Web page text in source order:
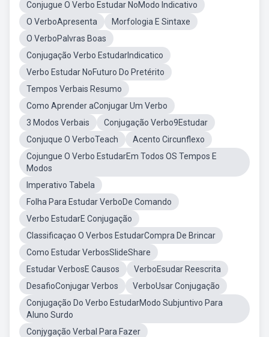
Conjugue O Verbo Estudar NoModo Indicativo
O VerboApresenta
Morfologia E Sintaxe
O VerboPalvras Boas
Conjugação Verbo EstudarIndicatico
Verbo Estudar NoFuturo Do Pretérito
Tempos Verbais Resumo
Como Aprender aConjugar Um Verbo
3 Modos Verbais
Conjugação Verbo9Estudar
Conjuque O VerboTeach
Acento Circunflexo
Cojungue O Verbo EstudarEm Todos OS Tempos E
Modos
Imperativo Tabela
Folha Para Estudar VerboDe Comando
Verbo EstudarE Conjugação
Classificaçao O Verbos EstudarCompra De Brincar
Como Estudar VerbosSlideShare
Estudar VerbosE Causos
VerboEsudar Reescrita
DesafioConjugar Verbos
VerboUsar Conjugação
Conjugação Do Verbo EstudarModo Subjuntivo Para
Aluno Surdo
Conjygação Verbal Para Fazer